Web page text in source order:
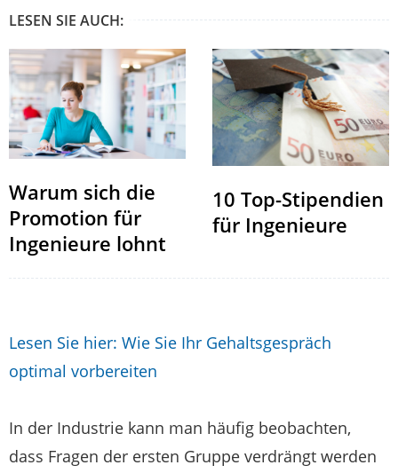
LESEN SIE AUCH:
Warum sich die
Promotion für
Ingenieure lohnt
10 Top-Stipendien
für Ingenieure
Lesen Sie hier: Wie Sie Ihr Gehaltsgespräch
optimal vorbereiten
In der Industrie kann man häufig beobachten,
dass Fragen der ersten Gruppe verdrängt werden